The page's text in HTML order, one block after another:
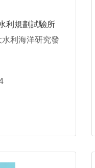
利規劃試驗所
利海洋研究發